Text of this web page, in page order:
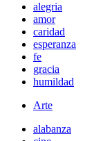
alegria
amor
caridad
esperanza
fe
gracia
humildad
Arte
alabanza